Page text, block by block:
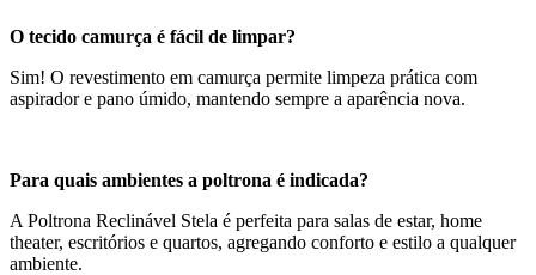
O tecido camurça é fácil de limpar?
Sim! O revestimento em camurça permite limpeza prática com
aspirador e pano úmido, mantendo sempre a aparência nova.
Para quais ambientes a poltrona é indicada?
A Poltrona Reclinável Stela é perfeita para salas de estar, home
theater, escritórios e quartos, agregando conforto e estilo a qualquer
ambiente.